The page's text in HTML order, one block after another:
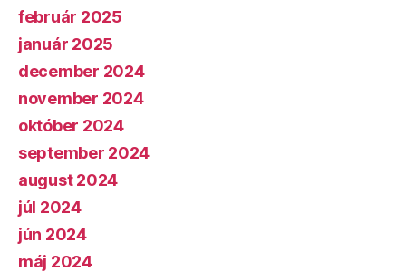
február 2025
január 2025
december 2024
november 2024
október 2024
september 2024
august 2024
júl 2024
jún 2024
máj 2024